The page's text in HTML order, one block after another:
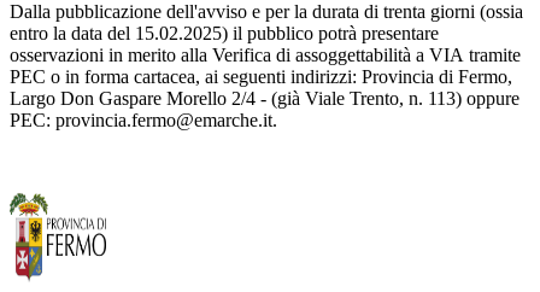
Dalla pubblicazione dell'avviso e per la durata di trenta giorni (ossia
entro la data del 15.02.2025) il pubblico potrà presentare
osservazioni in merito alla Verifica di assoggettabilità a VIA tramite
PEC o in forma cartacea, ai seguenti indirizzi: Provincia di Fermo,
Largo Don Gaspare Morello 2/4 - (già Viale Trento, n. 113) oppure
PEC: provincia.fermo@emarche.it.